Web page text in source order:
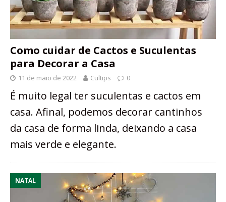
Como cuidar de Cactos e Suculentas
para Decorar a Casa
11 de maio de 2022 Cultips 0
É muito legal ter suculentas e cactos em
casa. Afinal, podemos decorar cantinhos
da casa de forma linda, deixando a casa
mais verde e elegante.
NATAL